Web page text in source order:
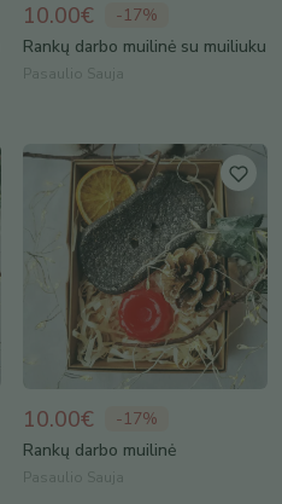
10.00€ -17%
Rankų darbo muilinė su muiliuku
Pasaulio Sauja
10.00€ -17%
Rankų darbo muilinė
Pasaulio Sauja